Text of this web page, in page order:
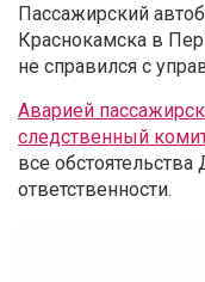
Пассажирский
Краснокамска в
не справился с
Аварией
следственный
все
ответственности.